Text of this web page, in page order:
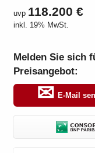
uvp 118.200 €
inkl. 19% MwSt.
Melden Sie sich
Preisangebot:
E-Mail